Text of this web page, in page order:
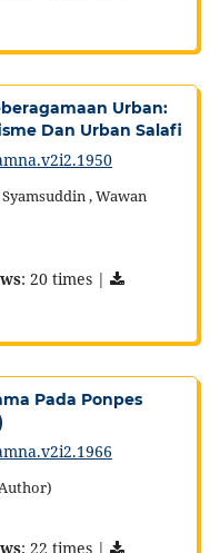
Urban:
Dan Urban Salafi
, Wawan
: 20 times |
Pada Ponpes
: 22 times |